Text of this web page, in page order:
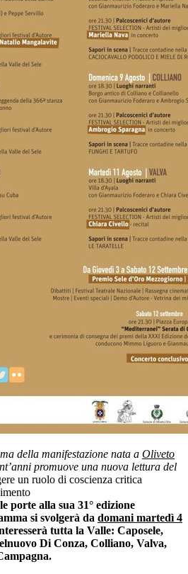
della manifestazione nata a Oliveto
promuove una nuova lettura del
un ruolo di coscienza critica
porte alla sua 31° edizione
si svolgerà da domani martedì 4
tutta la Valle: Caposele,
Di Conza, Colliano, Valva,